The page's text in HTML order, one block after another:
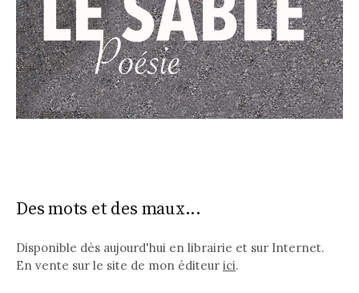
Des mots et des maux...
Disponible dès aujourd'hui en librairie et sur Internet.
En vente sur le site de mon éditeur ici.